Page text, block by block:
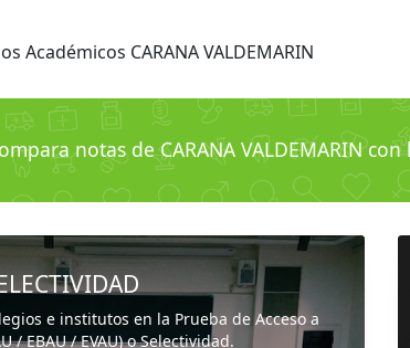
Académicos CARANA VALDEMARIN
notas de CARANA VALDEMARIN con
e institutos en la Prueba de Acceso a
/ EBAU / EVAU) o Selectividad.